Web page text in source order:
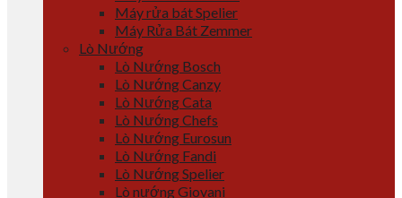
Máy rửa bát Spelier
Máy Rửa Bát Zemmer
Lò Nướng
Lò Nướng Bosch
Lò Nướng Canzy
Lò Nướng Cata
Lò Nướng Chefs
Lò Nướng Eurosun
Lò Nướng Fandi
Lò Nướng Spelier
Lò nướng Giovani